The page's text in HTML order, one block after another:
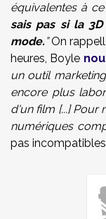
équivalentes à
sais pas si la 3D
mode. ”On
heures, Boyle
un outil
encore plus
d'un film [...] Pour
numériques
pas